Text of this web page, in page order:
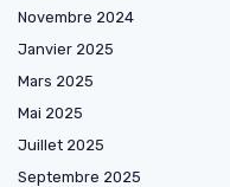
Novembre 2024
Janvier 2025
Mars 2025
Mai 2025
Juillet 2025
Septembre 2025